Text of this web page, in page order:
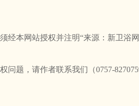
本网站授权并注明“来源：新卫浴
题，请作者联系我们（0757-